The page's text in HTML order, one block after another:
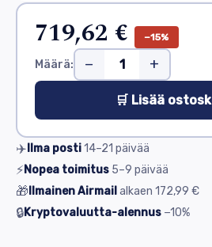
719,62 € −15%
Määrä: − +
🛒 Lisää
✈️Ilma posti14–21 päivää
⚡Nopea toimitus 5–9 päivää
🎁Ilmainen Airmailalkaen 172,99 €
🔒Kryptovaluutta-alennus −10%